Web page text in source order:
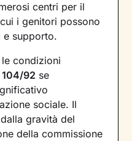
centri per il
i genitori possono
e supporto.
le condizioni
104/92 se
sociale. Il
gravità del
della commissione